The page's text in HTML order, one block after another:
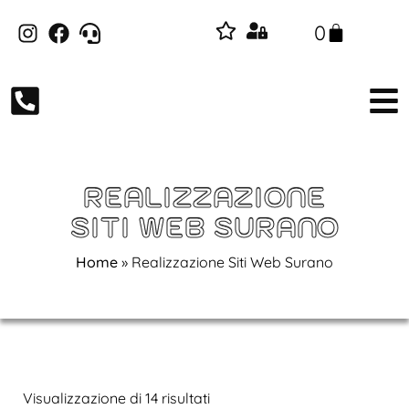
0
REALIZZAZIONE
SITI WEB SURANO
Home » Realizzazione Siti Web Surano
Visualizzazione di 14 risultati